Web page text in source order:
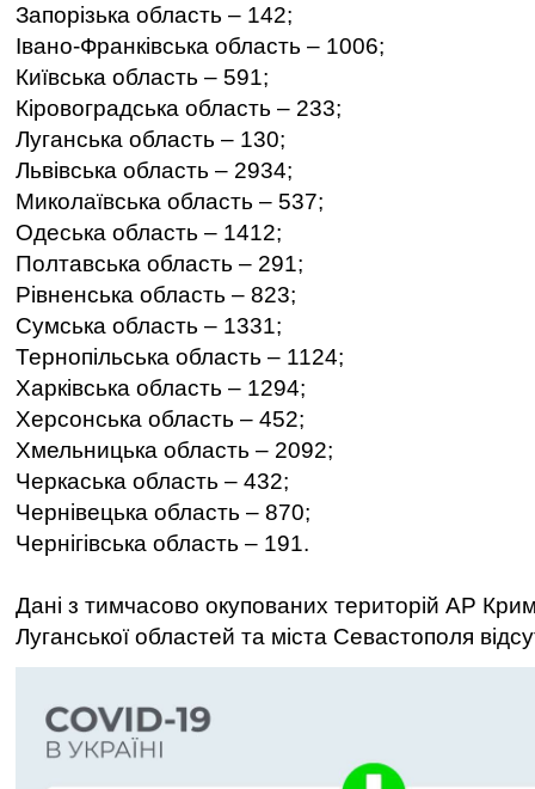
Запорізька область – 142;
Івано-Франківська область – 1006;
Київська область – 591;
Кіровоградська область – 233;
Луганська область – 130;
Львівська область – 2934;
Миколаївська область – 537;
Одеська область – 1412;
Полтавська область – 291;
Рівненська область – 823;
Сумська область – 1331;
Тернопільська область – 1124;
Харківська область – 1294;
Херсонська область – 452;
Хмельницька область – 2092;
Черкаська область – 432;
Чернівецька область – 870;
Чернігівська область – 191.
Дані з тимчасово окупованих територій АР
Луганської областей та міста Севастополя